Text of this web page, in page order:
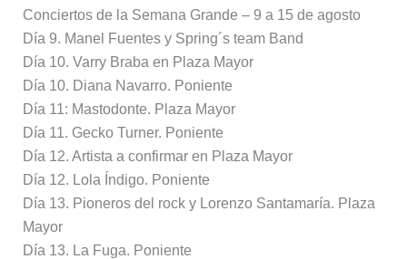
Conciertos de la Semana Grande – 9 a 15 de agosto
Día 9. Manel Fuentes y Spring´s team Band
Día 10. Varry Braba en Plaza Mayor
Día 10. Diana Navarro. Poniente
Día 11: Mastodonte. Plaza Mayor
Día 11. Gecko Turner. Poniente
Día 12. Artista a confirmar en Plaza Mayor
Día 12. Lola Índigo. Poniente
Día 13. Pioneros del rock y Lorenzo Santamaría. Plaza
Mayor
Día 13. La Fuga. Poniente